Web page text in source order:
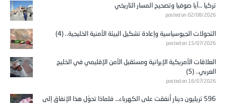
تركيا …آيا صوفيا وتصحيح المسار التاريخي
posted on 02/08/2026
التحولات الجيوسياسية وإعادة تشكيل البيئة الأمنية الخليجية.. (4)
posted on 15/07/2026
العلاقات الأمريكية الإيرانية ومستقبل الأمن الإقليمي في الخليج
العربي.. (5)
posted on 16/07/2026
596 تريليون دينار أُنفقت على الكهرباء… فلماذا تحوّل هذا الإنفاق إلى